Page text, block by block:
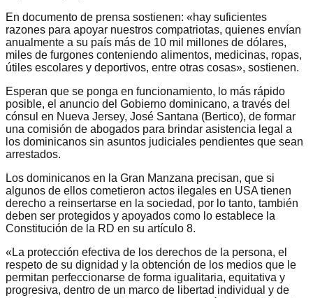
En documento de prensa sostienen: «hay suficientes
razones para apoyar nuestros compatriotas, quienes envían
anualmente a su país más de 10 mil millones de dólares,
miles de furgones conteniendo alimentos, medicinas, ropas,
útiles escolares y deportivos, entre otras cosas», sostienen.
Esperan que se ponga en funcionamiento, lo más rápido
posible, el anuncio del Gobierno dominicano, a través del
cónsul en Nueva Jersey, José Santana (Bertico), de formar
una comisión de abogados para brindar asistencia legal a
los dominicanos sin asuntos judiciales pendientes que sean
arrestados.
Los dominicanos en la Gran Manzana precisan, que si
algunos de ellos cometieron actos ilegales en USA tienen
derecho a reinsertarse en la sociedad, por lo tanto, también
deben ser protegidos y apoyados como lo establece la
Constitución de la RD en su artículo 8.
«La protección efectiva de los derechos de la persona, el
respeto de su dignidad y la obtención de los medios que le
permitan perfeccionarse de forma igualitaria, equitativa y
progresiva, dentro de un marco de libertad individual y de